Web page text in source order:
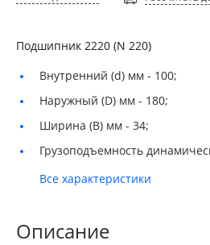
Подшипник 2220 (N 220)
Внутренний (d) мм - 100;
Наружный (D) мм - 180;
Ширина (B) мм - 34;
Грузоподъемность
Все характеристики
Описание